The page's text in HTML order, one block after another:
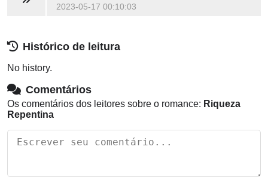
2023-05-17 00:10:03
Histórico de leitura
No history.
Comentários
Os comentários dos leitores sobre o romance: Riqueza
Repentina